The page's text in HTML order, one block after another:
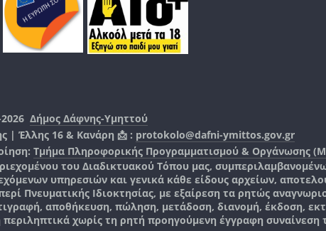
Δήμος Δάφνης-Υμηττού
| Έλλης 16 & Κανάρη 📩 : protokolo@dafni-ymittos.gov.gr
Τμήμα Πληροφορικής Προγραμματισμού & Οργάνωσης
του Διαδικτυακού Τόπου μας,
υπηρεσιών και γενικά κάθε είδους αρχείων,
περί Πνευματικής Ιδιοκτησίας, με εξαίρεση τα ρητώς
αποθήκευση, πώληση, μετάδοση, διανομή, έκδοση,
χωρίς τη ρητή προηγούμενη έγγραφη συναίνεση